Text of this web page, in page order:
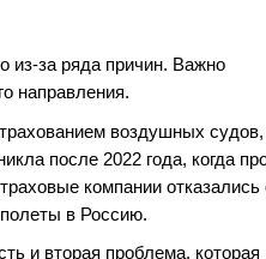
из-за ряда причин. Важно
направления.
воздушных судов,
после 2022 года, когда
компании отказались
в Россию.
и вторая проблема, которая